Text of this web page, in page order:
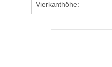
Vierkanthöhe: